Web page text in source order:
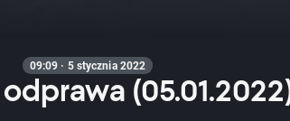
09:09 · 5 stycznia 2022